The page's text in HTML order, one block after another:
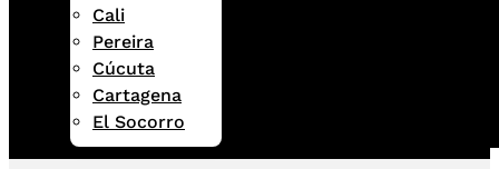
Cali
Pereira
Cúcuta
Cartagena
El Socorro